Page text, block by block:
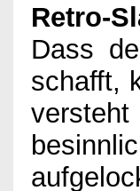
Retro-
Dass
schafft,